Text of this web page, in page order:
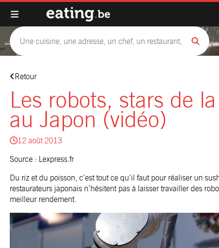
Retour
Les robots, stars de
au Japon (vidéo)
12 août 2013
Source : Lexpress.fr
Du riz et du poisson, c’est tout ce qu’il faut pour réaliser un
restaurateurs japonais n’hésitent pas à laisser travailler des
meilleur rendement.